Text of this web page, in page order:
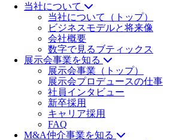
当社について
当社について（トップ）
ビジネスモデルと将来像
会社概要
数字で見るブティックス
展示会事業を知る
展示会事業（トップ）
展示会プロデュースの仕事
社員インタビュー
新卒採用
キャリア採用
FAQ
M&A仲介事業を知る